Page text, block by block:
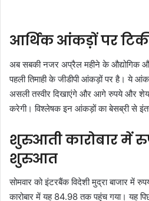
आर्थिक आंकड़ों पर
अब सबकी नजर अप्रैल महीने के औद्योगिक
पहली तिमाही के जीडीपी आंकड़ों पर है। ये
असली तस्वीर दिखाएंगे और आगे रुपये और शेयर
करेगी। विश्लेषक इन आंकड़ों का बेसब्री से
शुरुआती कारोबार में
शुरुआत
सोमवार को इंटरबैंक विदेशी मुद्रा बाजार
कारोबार में यह 84.98 तक पहुंच गया। यह